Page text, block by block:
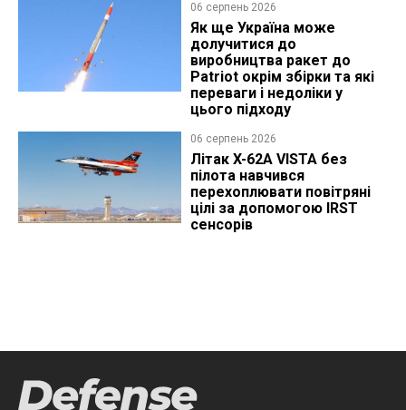
06 серпень 2026
Як ще Україна може
долучитися до
виробництва ракет до
Patriot окрім збірки та які
переваги і недоліки у
цього підходу
06 серпень 2026
Літак X-62A VISTA без
пілота навчився
перехоплювати повітряні
цілі за допомогою IRST
сенсорів